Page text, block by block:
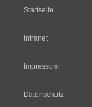
Startseite
Intranet
Impressum
Datenschutz